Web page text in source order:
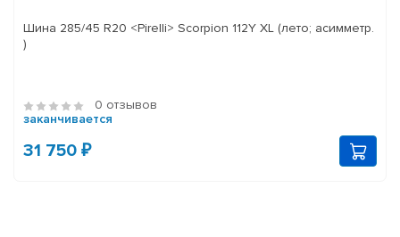
Шина 285/45 R20 <Pirelli> Scorpion 112Y XL (лето; асимметр.
)
0 отзывов
заканчивается
31 750 ₽